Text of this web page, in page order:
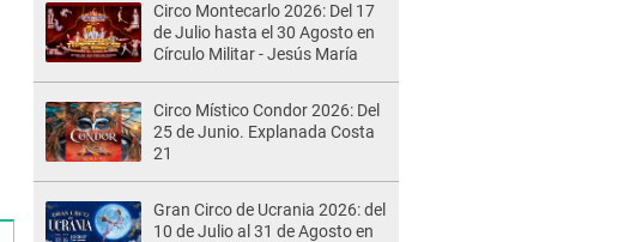
Circo Montecarlo 2026: Del 17
de Julio hasta el 30 Agosto en
Círculo Militar - Jesús María
Circo Místico Condor 2026: Del
25 de Junio. Explanada Costa
21
Gran Circo de Ucrania 2026: del
10 de Julio al 31 de Agosto en